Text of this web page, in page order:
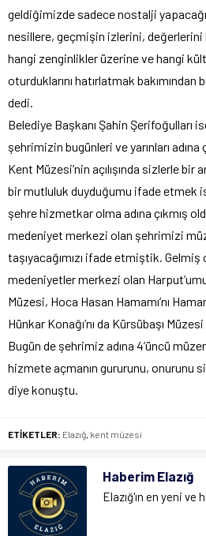
geldiğimizde sadece nostalji
nesillere, geçmişin izlerini, değerlerini
hangi zenginlikler üzerine ve hangi
oturduklarını hatırlatmak bakımından
dedi.
Belediye Başkanı Şahin Şerifoğulları
şehrimizin bugünleri ve yarınları
Kent Müzesi’nin açılışında sizlerle bir
bir mutluluk duyduğumu ifade etmek
şehre hizmetkar olma adına çıkmış
medeniyet merkezi olan şehrimizi
taşıyacağımızı ifade etmiştik.
medeniyetler merkezi olan
Müzesi, Hoca Hasan Hamamı’nı
Hünkar Konağı’nı da Kürsübaşı
Bugün de şehrimiz adına 4’üncü
hizmete açmanın gururunu, onurunu
diye konuştu.
ETİKETLER: Elazığ kent müzesi
Haberim Elazığ
Elazığ'ın en yeni ve